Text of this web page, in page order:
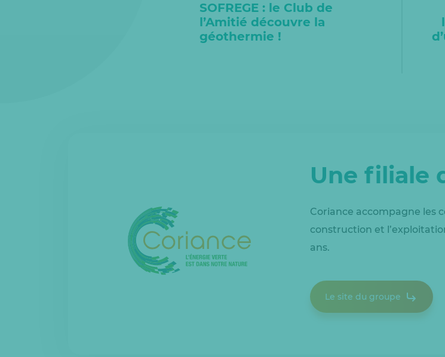
SOFREGE : le Club de
l’Amitié découvre la
géothermie !
Une filiale
Coriance accompagne les
construction et
ans.
Le site du groupe